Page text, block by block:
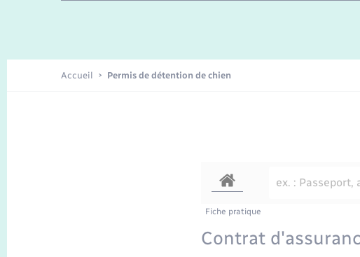
Enfants – Jeunes
Accueil Permis de détention de chien
Fiche pratique
Contrat